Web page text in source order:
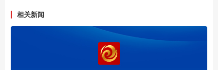
相关新闻